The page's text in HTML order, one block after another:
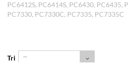
PC6412S, PC6414S, PC6430, PC6435,
PC7330, PC7330C, PC7335, PC7335C
Tri --